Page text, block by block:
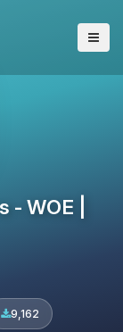
WOE |
9,162